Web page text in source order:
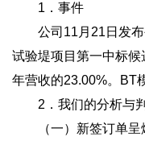
1．事件
公司11月21日发布
试验堤项目第一中标
年营收的23.00%。BT
2．我们的分析与
（一）新签订单呈